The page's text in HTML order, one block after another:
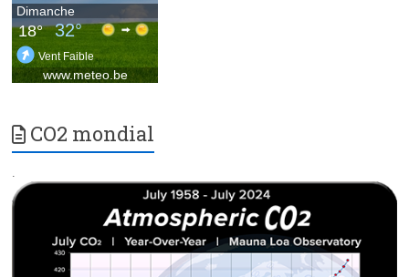
CO2 mondial
.